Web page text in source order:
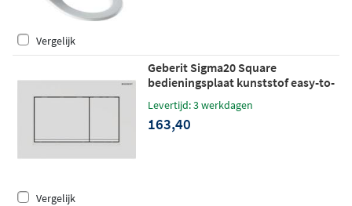
Vergelijk
Geberit Sigma20 Square
bedieningsplaat kunststof easy-to-
Levertijd: 3 werkdagen
163,40
Vergelijk